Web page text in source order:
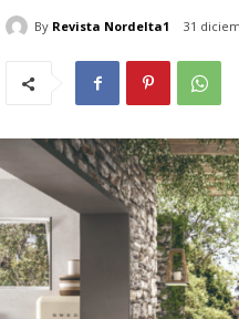
By Revista Nordelta1 31